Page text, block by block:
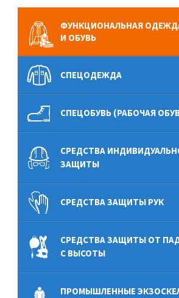
ФУНКЦИОНАЛЬНАЯ
И ОБУВЬ
СПЕЦОДЕЖДА
СПЕЦОБУВЬ (РАБОЧАЯ
СРЕДСТВА
ЗАЩИТЫ
СРЕДСТВА ЗАЩИТЫ РУК
СРЕДСТВА ЗАЩИТЫ ОТ
С ВЫСОТЫ
ПРОМЫШЛЕННЫЕ